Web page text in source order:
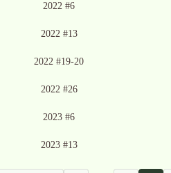
2022 #6
2022 #13
2022 #19-20
2022 #26
2023 #6
2023 #13